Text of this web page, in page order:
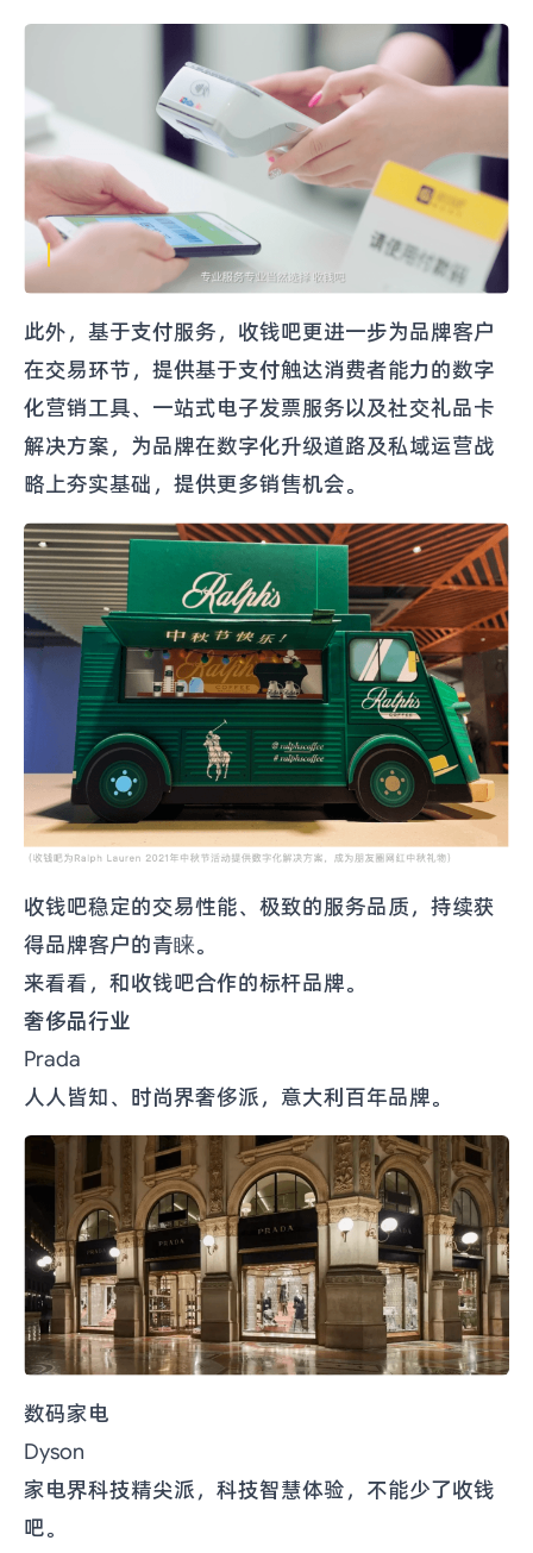
此外，基于支付服务，收钱吧更进一步为品牌客户
在交易环节，提供基于支付触达消费者能力的数字
化营销工具、一站式电子发票服务以及社交礼品卡
解决方案，为品牌在数字化升级道路及私域运营战
略上夯实基础，提供更多销售机会。
收钱吧稳定的交易性能、极致的服务品质，持续获
得品牌客户的青睐。
来看看，和收钱吧合作的标杆品牌。
奢侈品行业
Prada
人人皆知、时尚界奢侈派，意大利百年品牌。
数码家电
Dyson
家电界科技精尖派，科技智慧体验，不能少了收钱
吧。